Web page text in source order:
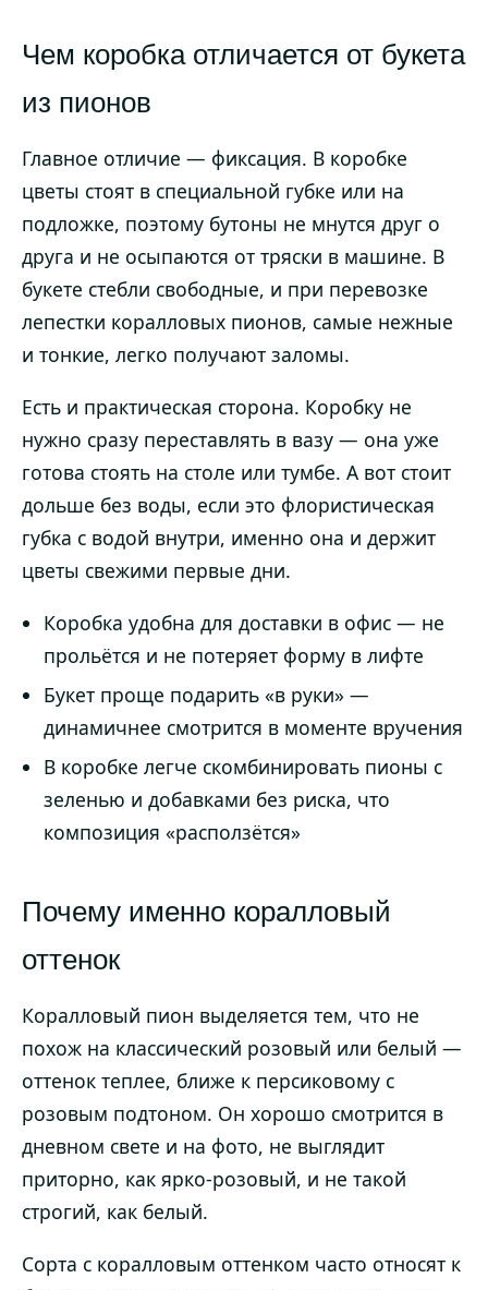
Чем коробка отличается от букета
из пионов
Главное отличие — фиксация. В коробке
цветы стоят в специальной губке или на
подложке, поэтому бутоны не мнутся друг о
друга и не осыпаются от тряски в машине. В
букете стебли свободные, и при перевозке
лепестки коралловых пионов, самые нежные
и тонкие, легко получают заломы.
Есть и практическая сторона. Коробку не
нужно сразу переставлять в вазу — она уже
готова стоять на столе или тумбе. А вот стоит
дольше без воды, если это флористическая
губка с водой внутри, именно она и держит
цветы свежими первые дни.
Коробка удобна для доставки в офис — не
прольётся и не потеряет форму в лифте
Букет проще подарить «в руки» —
динамичнее смотрится в моменте вручения
В коробке легче скомбинировать пионы с
зеленью и добавками без риска, что
композиция «расползётся»
Почему именно коралловый
оттенок
Коралловый пион выделяется тем, что не
похож на классический розовый или белый —
оттенок теплее, ближе к персиковому с
розовым подтоном. Он хорошо смотрится в
дневном свете и на фото, не выглядит
приторно, как ярко-розовый, и не такой
строгий, как белый.
Сорта с коралловым оттенком часто относят к